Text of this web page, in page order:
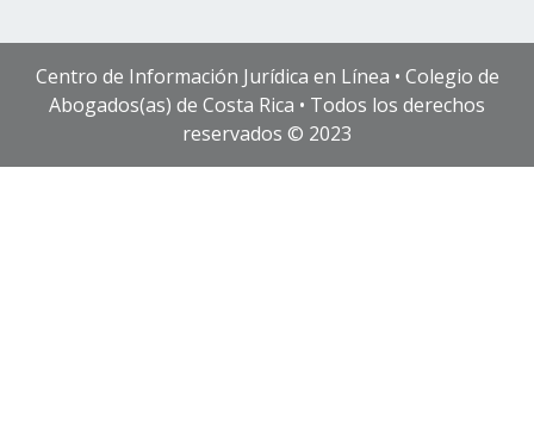
Centro de Información Jurídica en Línea • Colegio de
Abogados(as) de Costa Rica • Todos los derechos
reservados © 2023